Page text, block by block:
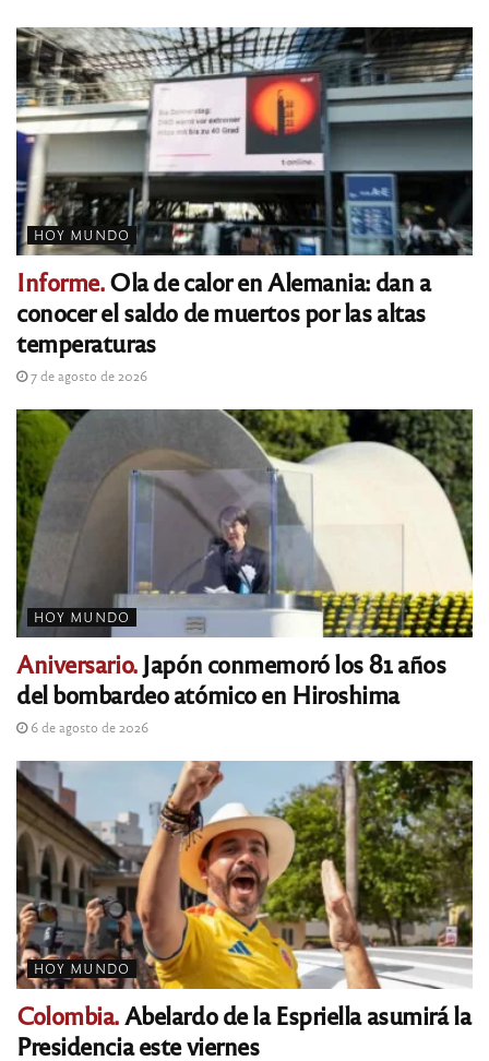
HOY MUNDO
Informe.Ola de calor en Alemania: dan a
conocer el saldo de muertos por las altas
temperaturas
7 de agosto de 2026
HOY MUNDO
Aniversario.Japón conmemoró los 81 años
del bombardeo atómico en Hiroshima
6 de agosto de 2026
HOY MUNDO
Colombia. Abelardo de la Espriella asumirá la
Presidencia este viernes